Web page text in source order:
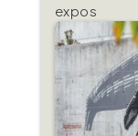
expos